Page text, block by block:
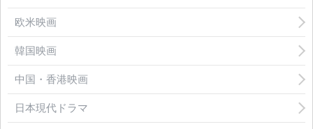
欧米映画
韓国映画
中国・香港映画
日本現代ドラマ